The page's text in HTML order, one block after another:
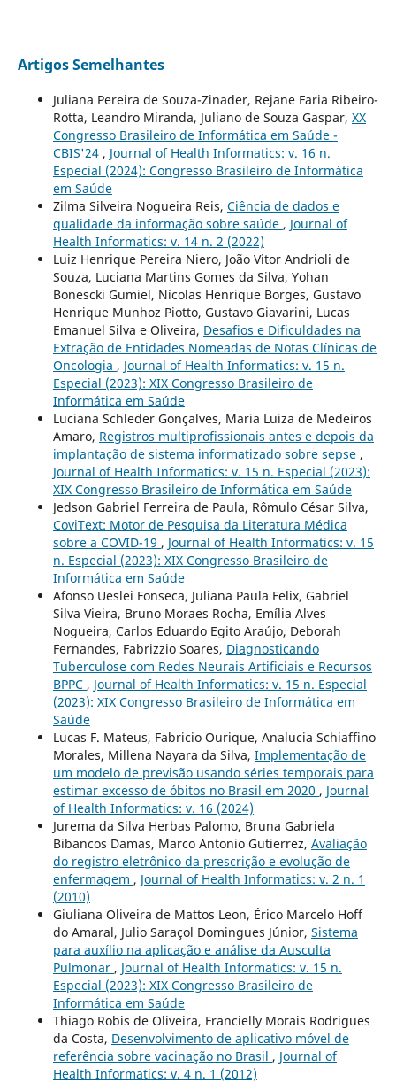
Artigos Semelhantes
Juliana Pereira de Souza-Zinader, Rejane Faria Ribeiro-
Rotta, Leandro Miranda, Juliano de Souza Gaspar, XX
Congresso Brasileiro de Informática em Saúde -
CBIS'24 , Journal of Health Informatics: v. 16 n.
Especial (2024): Congresso Brasileiro de Informática
em Saúde
Zilma Silveira Nogueira Reis, Ciência de dados e
qualidade da informação sobre saúde , Journal of
Health Informatics: v. 14 n. 2 (2022)
Luiz Henrique Pereira Niero, João Vitor Andrioli de
Souza, Luciana Martins Gomes da Silva, Yohan
Bonescki Gumiel, Nícolas Henrique Borges, Gustavo
Henrique Munhoz Piotto, Gustavo Giavarini, Lucas
Emanuel Silva e Oliveira, Desafios e Dificuldades na
Extração de Entidades Nomeadas de Notas Clínicas de
Oncologia , Journal of Health Informatics: v. 15 n.
Especial (2023): XIX Congresso Brasileiro de
Informática em Saúde
Luciana Schleder Gonçalves, Maria Luiza de Medeiros
Amaro, Registros multiprofissionais antes e depois da
implantação de sistema informatizado sobre sepse ,
Journal of Health Informatics: v. 15 n. Especial (2023):
XIX Congresso Brasileiro de Informática em Saúde
Jedson Gabriel Ferreira de Paula, Rômulo César Silva,
CoviText: Motor de Pesquisa da Literatura Médica
sobre a COVID-19 , Journal of Health Informatics: v. 15
n. Especial (2023): XIX Congresso Brasileiro de
Informática em Saúde
Afonso Ueslei Fonseca, Juliana Paula Felix, Gabriel
Silva Vieira, Bruno Moraes Rocha, Emília Alves
Nogueira, Carlos Eduardo Egito Araújo, Deborah
Fernandes, Fabrizzio Soares, Diagnosticando
Tuberculose com Redes Neurais Artificiais e Recursos
BPPC , Journal of Health Informatics: v. 15 n. Especial
(2023): XIX Congresso Brasileiro de Informática em
Saúde
Lucas F. Mateus, Fabricio Ourique, Analucia Schiaffino
Morales, Millena Nayara da Silva, Implementação de
um modelo de previsão usando séries temporais para
estimar excesso de óbitos no Brasil em 2020 , Journal
of Health Informatics: v. 16 (2024)
Jurema da Silva Herbas Palomo, Bruna Gabriela
Bibancos Damas, Marco Antonio Gutierrez, Avaliação
do registro eletrônico da prescrição e evolução de
enfermagem , Journal of Health Informatics: v. 2 n. 1
(2010)
Giuliana Oliveira de Mattos Leon, Érico Marcelo Hoff
do Amaral, Julio Saraçol Domingues Júnior, Sistema
para auxílio na aplicação e análise da Ausculta
Pulmonar , Journal of Health Informatics: v. 15 n.
Especial (2023): XIX Congresso Brasileiro de
Informática em Saúde
Thiago Robis de Oliveira, Francielly Morais Rodrigues
da Costa, Desenvolvimento de aplicativo móvel de
referência sobre vacinação no Brasil , Journal of
Health Informatics: v. 4 n. 1 (2012)